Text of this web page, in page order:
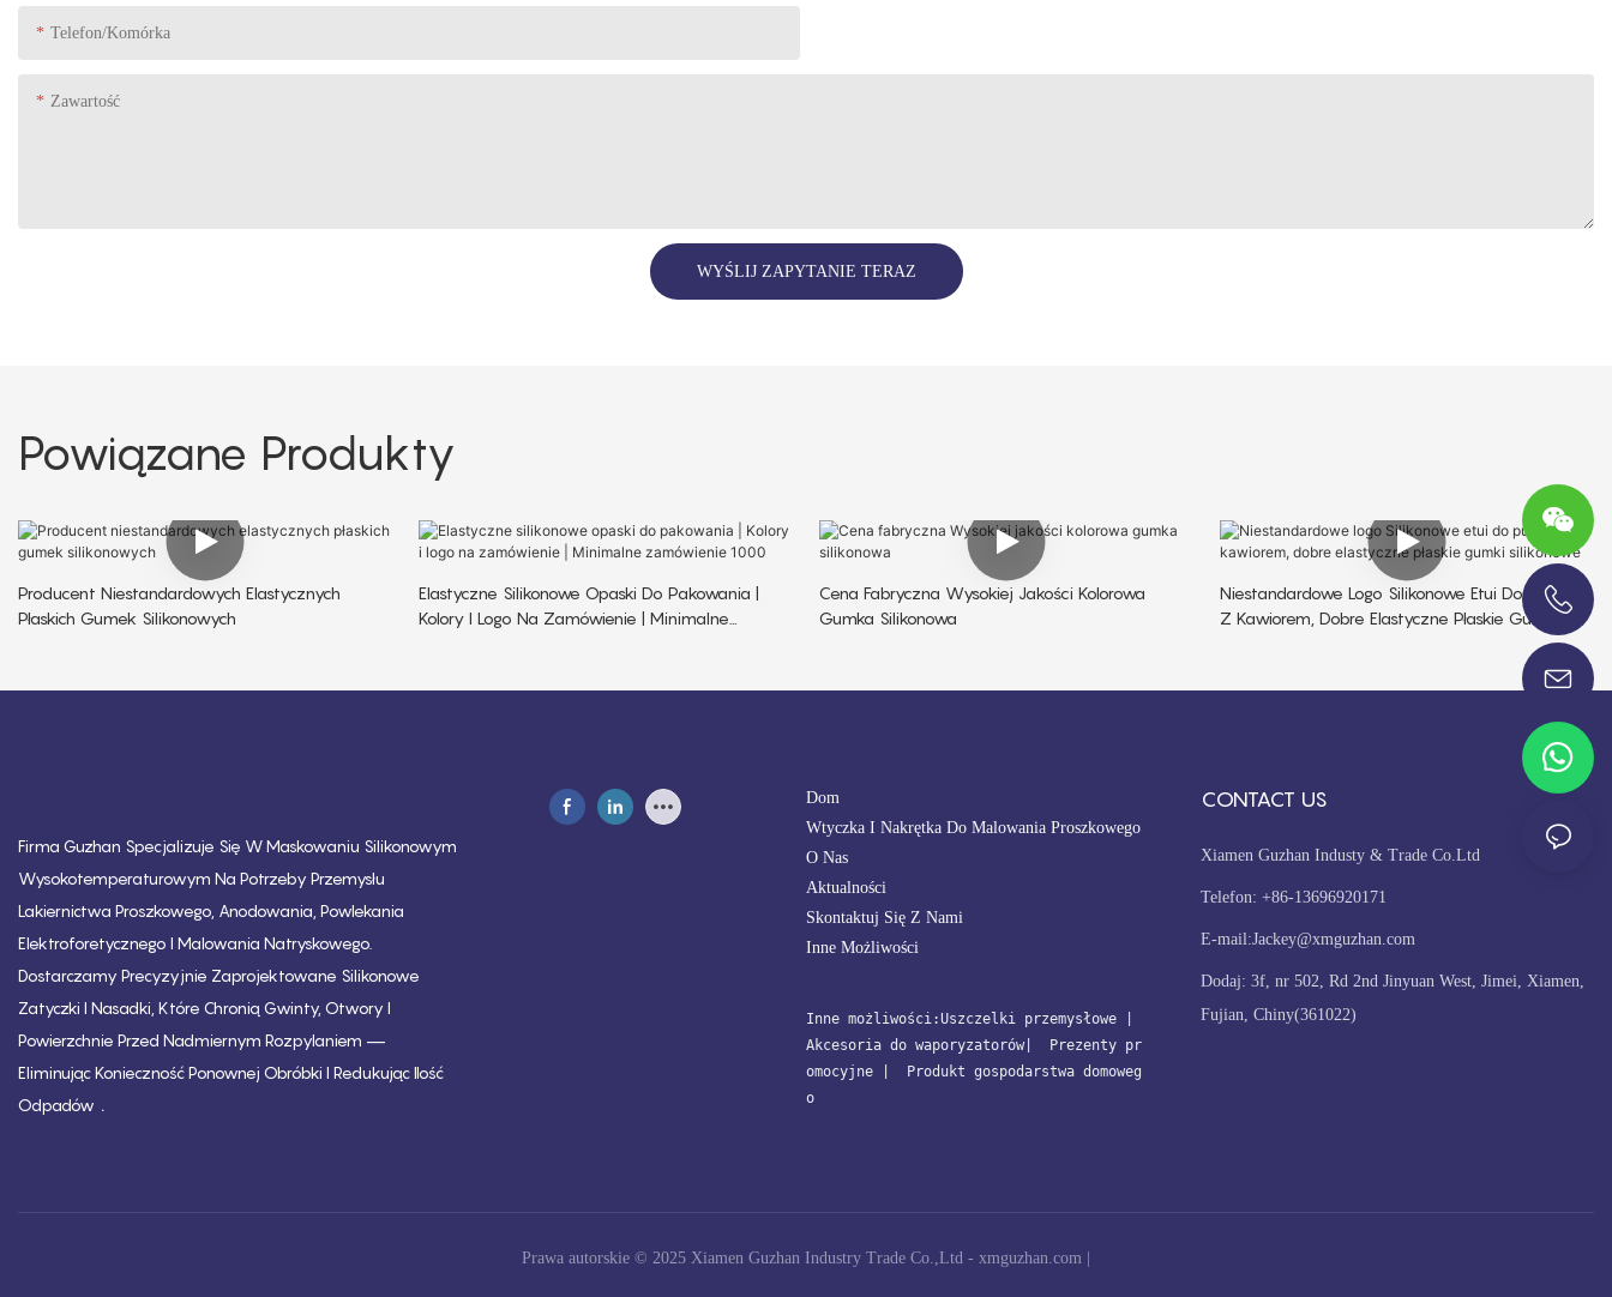
Telefon/komórka
Zawartość
WYŚLIJ ZAPYTANIE TERAZ
Powiązane Produkty
Producent Niestandardowych Elastycznych
Płaskich Gumek Silikonowych
Elastyczne Silikonowe Opaski Do Pakowania |
Kolory I Logo Na Zamówienie | Minimalne
Cena Fabryczna Wysokiej Jakości Kolorowa
Gumka Silikonowa
Niestandardowe Logo Silikonowe Etui Do Puszek
Z Kawiorem, Dobre Elastyczne Płaskie Gumki
Firma Guzhan Specjalizuje Się W Maskowaniu Silikonowym
Wysokotemperaturowym Na Potrzeby Przemysłu
Lakiernictwa Proszkowego, Anodowania, Powlekania
Elektroforetycznego I Malowania Natryskowego.
Dostarczamy Precyzyjnie Zaprojektowane Silikonowe
Zatyczki I Nasadki, Które Chronią Gwinty, Otwory I
Powierzchnie Przed Nadmiernym Rozpylaniem —
Eliminując Konieczność Ponownej Obróbki I Redukując Ilość
Odpadów .
Dom
Wtyczka I Nakrętka Do Malowania Proszkowego
O Nas
Aktualności
Skontaktuj Się Z Nami
Inne Możliwości
Inne możliwości:Uszczelki przemysłowe
Akcesoria do waporyzatorów
Prezenty pr
omocyjne
Produkt gospodarstwa domoweg
o
CONTACT US
Xiamen Guzhan Industy & Trade Co.Ltd
Telefon: +86-13696920171
E-mail:Jackey@xmguzhan.com
Dodaj: 3f, nr 502, Rd 2nd Jinyuan West, Jimei, Xiamen,
Fujian, Chiny(361022)
Prawa autorskie © 2025 Xiamen Guzhan Industry Trade Co.,Ltd - xmguzhan.com